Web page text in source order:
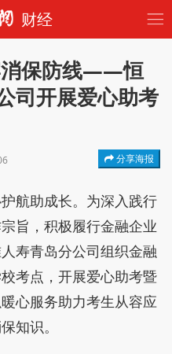
财经
消保防线——恒
司开展爱心助考
分享海报
航助成长。为深入践行
旨，积极履行金融企业
寿青岛分公司组织金融
考点，开展爱心助考暨
心服务助力考生从容应
知识。